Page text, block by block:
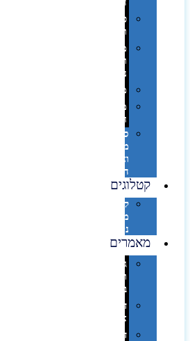
פינוק
וספא
מזוודות
ותיקי
נסיעות
מטריות
מוצרי
חוף
סביבת
מחשב
וציוד
היקפי
קטלוגים
קטלוג
מוצרי
נייר
מאמרים
גימורים
והשבחות
בדפוס
דפוס
אופסט
דפוס